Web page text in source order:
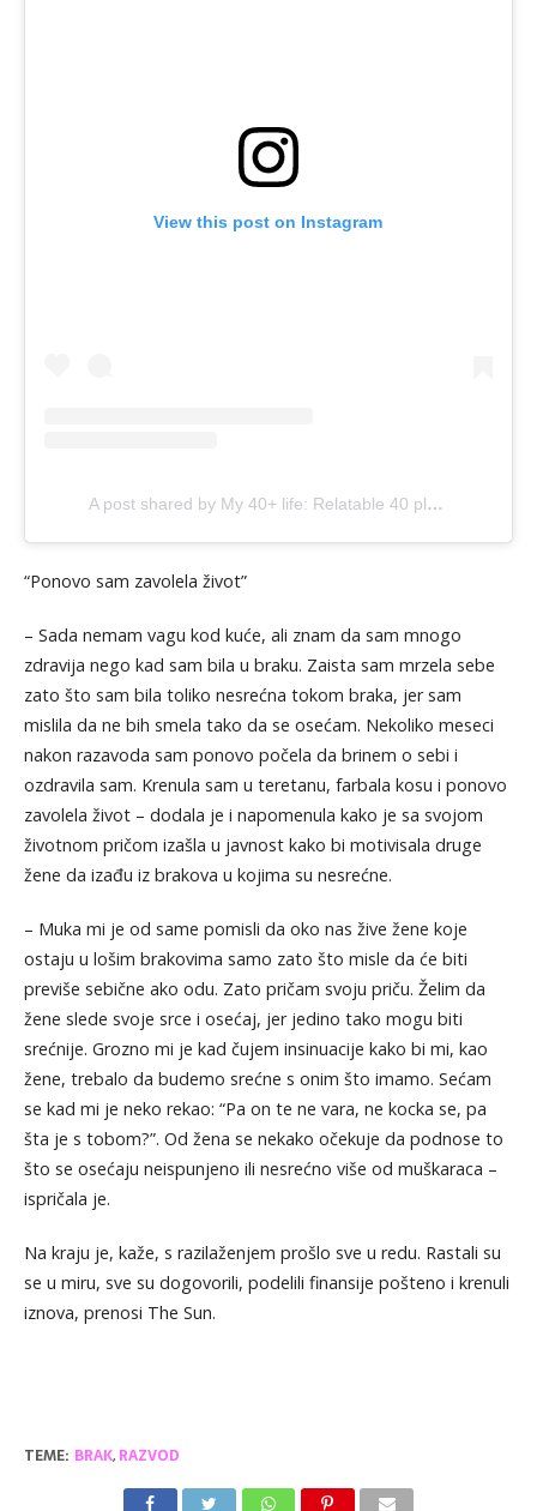
View this post on Instagram
A post shared by My 40+ life: Relatable 40 plus influencer/ghostwriter (@my40pluslife.me)
“Ponovo sam zavolela život”
– Sada nemam vagu kod kuće, ali znam da sam mnogo
zdravija nego kad sam bila u braku. Zaista sam mrzela sebe
zato što sam bila toliko nesrećna tokom braka, jer sam
mislila da ne bih smela tako da se osećam. Nekoliko meseci
nakon razavoda sam ponovo počela da brinem o sebi i
ozdravila sam. Krenula sam u teretanu, farbala kosu i ponovo
zavolela život – dodala je i napomenula kako je sa svojom
životnom pričom izašla u javnost kako bi motivisala druge
žene da izađu iz brakova u kojima su nesrećne.
– Muka mi je od same pomisli da oko nas žive žene koje
ostaju u lošim brakovima samo zato što misle da će biti
previše sebične ako odu. Zato pričam svoju priču. Želim da
žene slede svoje srce i osećaj, jer jedino tako mogu biti
srećnije. Grozno mi je kad čujem insinuacije kako bi mi, kao
žene, trebalo da budemo srećne s onim što imamo. Sećam
se kad mi je neko rekao: “Pa on te ne vara, ne kocka se, pa
šta je s tobom?”. Od žena se nekako očekuje da podnose to
što se osećaju neispunjeno ili nesrećno više od muškaraca –
ispričala je.
Na kraju je, kaže, s razilaženjem prošlo sve u redu. Rastali su
se u miru, sve su dogovorili, podelili finansije pošteno i krenuli
iznova, prenosi The Sun.
TEME: BRAK, RAZVOD